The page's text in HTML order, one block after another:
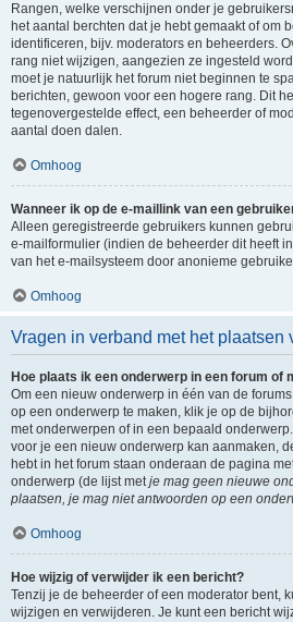
Rangen, welke verschijnen onder je
het aantal berchten dat je hebt gemaakt of om
identificeren, bijv. moderators en beheerders.
rang niet wijzigen, aangezien ze ingesteld
moet je natuurlijk het forum niet beginnen te
berichten, gewoon voor een hogere rang. Dit
tegenovergestelde effect, een beheerder of
aantal doen dalen.
Omhoog
Wanneer ik op de e-maillink van een
Alleen geregistreerde gebruikers kunnen
e-mailformulier (indien de beheerder dit heeft
van het e-mailsysteem door anonieme
Omhoog
Vragen in verband met het plaatsen
Hoe plaats ik een onderwerp in een forum of
Om een nieuw onderwerp in één van de
op een onderwerp te maken, klik je op de
met onderwerpen of in een bepaald
voor je een nieuw onderwerp kan aanmaken,
hebt in het forum staan onderaan de pagina
onderwerp (de lijst metje mag geen nieuwe
plaatsen, je mag niet antwoorden op een
Omhoog
Hoe wijzig of verwijder ik een bericht?
Tenzij je de beheerder of een moderator bent,
wijzigen en verwijderen. Je kunt een bericht